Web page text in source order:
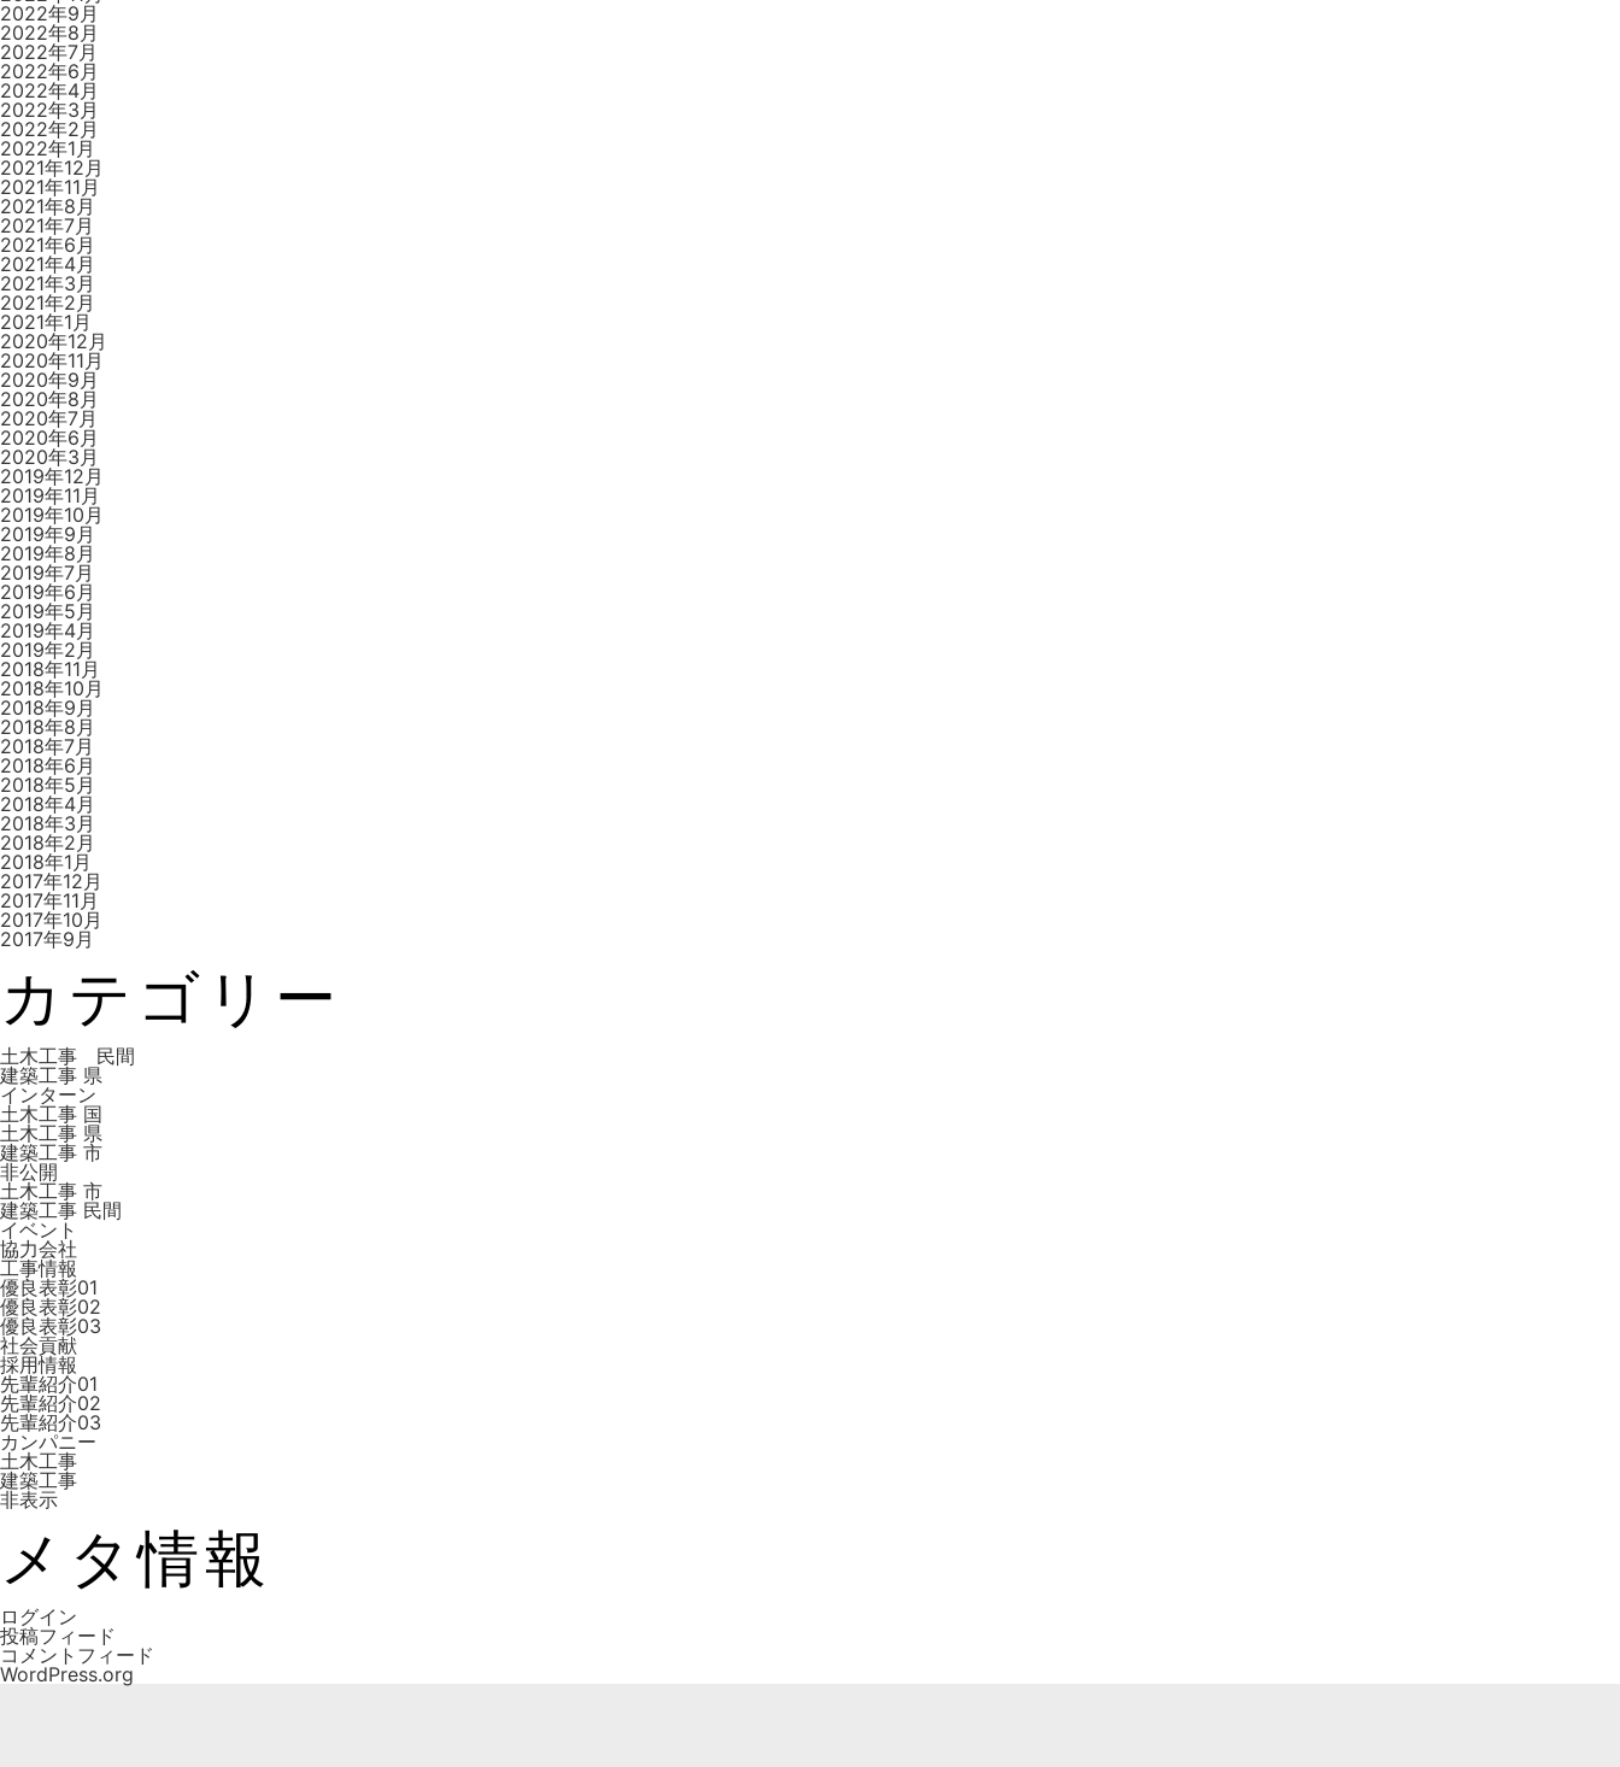
2022年9月
2022年8月
2022年7月
2022年6月
2022年4月
2022年3月
2022年2月
2022年1月
2021年12月
2021年11月
2021年8月
2021年7月
2021年6月
2021年4月
2021年3月
2021年2月
2021年1月
2020年12月
2020年11月
2020年9月
2020年8月
2020年7月
2020年6月
2020年3月
2019年12月
2019年11月
2019年10月
2019年9月
2019年8月
2019年7月
2019年6月
2019年5月
2019年4月
2019年2月
2018年11月
2018年10月
2018年9月
2018年8月
2018年7月
2018年6月
2018年5月
2018年4月
2018年3月
2018年2月
2018年1月
2017年12月
2017年11月
2017年10月
2017年9月
カテゴリー
土木工事 民間
建築工事 県
インターン
土木工事 国
土木工事 県
建築工事 市
非公開
土木工事 市
建築工事 ⺠間
イベント
協力会社
工事情報
優良表彰01
優良表彰02
優良表彰03
社会貢献
採用情報
先輩紹介01
先輩紹介02
先輩紹介03
カンパニー
土木工事
建築工事
非表示
メタ情報
ログイン
投稿フィード
コメントフィード
WordPress.org